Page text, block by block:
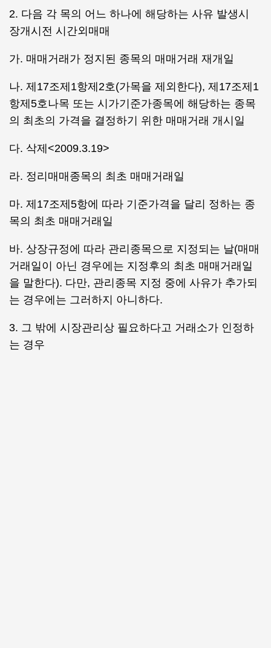
2. 다음 각 목의 어느 하나에 해당하는 사유 발생시
장개시전 시간외매매
가. 매매거래가 정지된 종목의 매매거래 재개일
나. 제17조제1항제2호(가목을 제외한다), 제17조제1
항제5호나목 또는 시가기준가종목에 해당하는 종목
의 최초의 가격을 결정하기 위한 매매거래 개시일
다. 삭제<2009.3.19>
라. 정리매매종목의 최초 매매거래일
마. 제17조제5항에 따라 기준가격을 달리 정하는 종
목의 최초 매매거래일
바. 상장규정에 따라 관리종목으로 지정되는 날(매매
거래일이 아닌 경우에는 지정후의 최초 매매거래일
을 말한다). 다만, 관리종목 지정 중에 사유가 추가되
는 경우에는 그러하지 아니하다.
3. 그 밖에 시장관리상 필요하다고 거래소가 인정하
는 경우